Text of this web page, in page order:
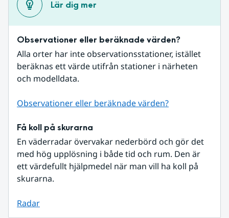
Lär dig mer
Observationer eller beräknade värden?
Alla orter har inte observationsstationer, istället
beräknas ett värde utifrån stationer i närheten
och modelldata.
Observationer eller beräknade värden?
Få koll på skurarna
En väderradar övervakar nederbörd och gör det
med hög upplösning i både tid och rum. Den är
ett värdefullt hjälpmedel när man vill ha koll på
skurarna.
Radar